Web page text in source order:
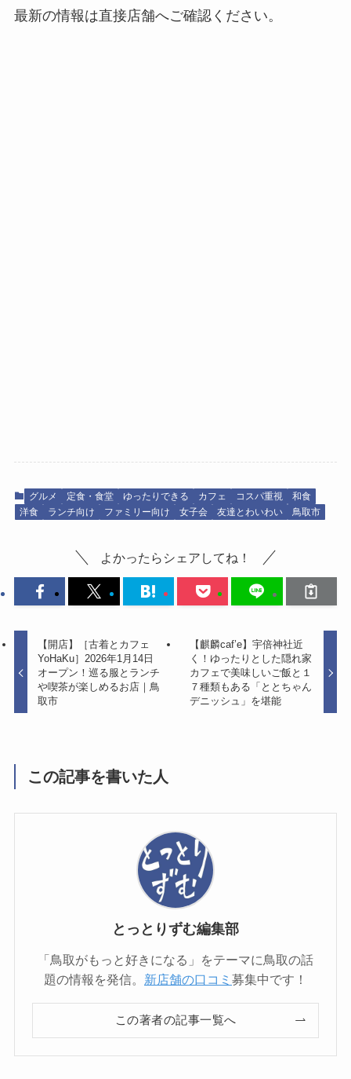
最新の情報は直接店舗へご確認ください。
グルメ 定食・食堂 ゆったりできる カフェ コスパ重視
和食
洋食
ランチ向け ファミリー向け 女子会 友達とわいわい 鳥取市
よかったらシェアしてね！
【開店】［古着とカフェ
YoHaKu］2026年1月14日
オープン！巡る服とランチ
や喫茶が楽しめるお店｜鳥
取市
【麒麟caf’e】宇倍神社近
く！ゆったりとした隠れ家
カフェで美味しいご飯と１
７種類もある「ととちゃん
デニッシュ」を堪能
この記事を書いた人
とっとりずむ編集部
「鳥取がもっと好きになる」をテーマに鳥取の話
題の情報を発信。 新店舗の口コミ 募集中です！
この著者の記事一覧へ